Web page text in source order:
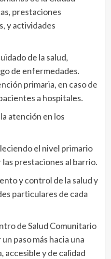
prestaciones
y actividades
de la salud,
de enfermedades.
primaria, en caso de
a hospitales.
atención en los
el nivel primario
prestaciones al barrio.
y control de la salud y
particulares de cada
de Salud Comunitario
paso más hacia una
accesible y de calidad